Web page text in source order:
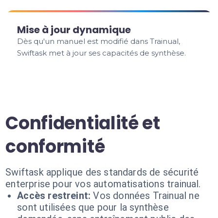
Mise à jour dynamique
Dès qu'un manuel est modifié dans Trainual,
Swiftask met à jour ses capacités de synthèse.
Confidentialité et
conformité
Swiftask applique des standards de sécurité
enterprise pour vos automatisations trainual.
Accès restreint: Vos données Trainual ne
sont utilisées que pour la synthèse